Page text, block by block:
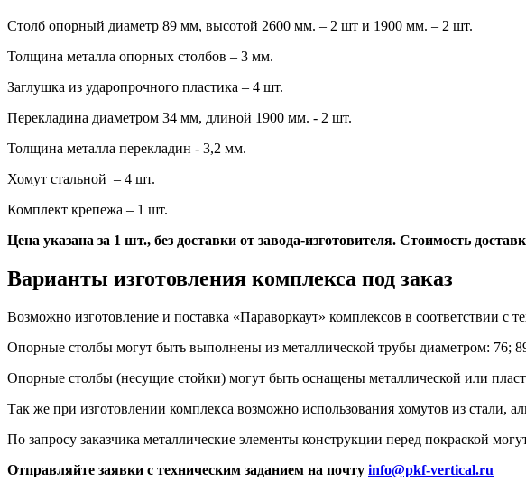
Столб опорный диаметр 89 мм, высотой 2600 мм. – 2 шт и 1900 мм. – 2 шт.
Толщина металла опорных столбов – 3 мм.
Заглушка из ударопрочного пластика – 4 шт.
Перекладина диаметром 34 мм, длиной 1900 мм. - 2 шт.
Толщина металла перекладин - 3,2 мм.
Хомут стальной – 4 шт.
Комплект крепежа – 1 шт.
Цена указана за 1 шт., без доставки от завода-изготовителя. Стоимость
Варианты изготовления комплекса под заказ
Возможно изготовление и поставка «Параворкаут» комплексов в соответствии с
Опорные столбы могут быть выполнены из металлической трубы диаметром: 76;
Опорные столбы (несущие стойки) могут быть оснащены металлической или
Так же при изготовлении комплекса возможно использования хомутов из стали,
По запросу заказчика металлические элементы конструкции перед покраской
Отправляйте заявки с техническим заданием на почту info@pkf-vertical.ru